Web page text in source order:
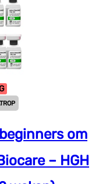
om
– HGH